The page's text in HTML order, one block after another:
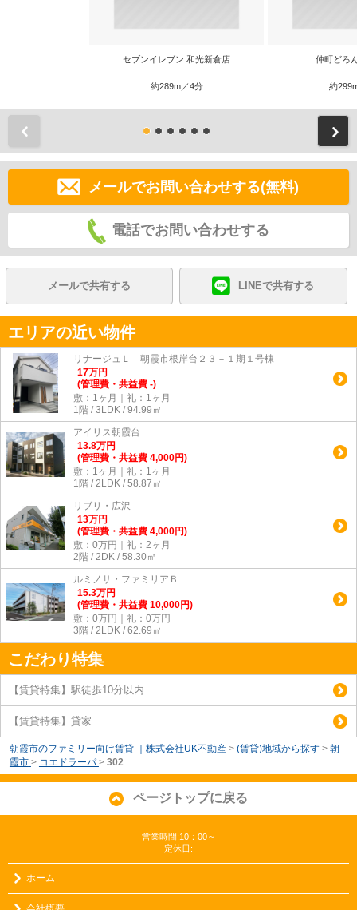
セブンイレブン 和光新倉店
約289m／4分
仲町どろ
約
メールでお問い合わせする(無料)
電話でお問い合わせする
メールで共有する LINEで共有する
エリアの近い物件
リナージュＬ 朝霞市根岸台２３－１期１号棟
17万円
(管理費・共益費 -)
敷：1ヶ月｜礼：1ヶ月
1階 / 3LDK / 94.99㎡
アイリス朝霞台
13.8万円
(管理費・共益費 4,000円)
敷：1ヶ月｜礼：1ヶ月
1階 / 2LDK / 58.87㎡
リブリ・広沢
13万円
(管理費・共益費 4,000円)
敷：0万円｜礼：2ヶ月
2階 / 2DK / 58.30㎡
ルミノサ・ファミリアＢ
15.3万円
(管理費・共益費 10,000円)
敷：0万円｜礼：0万円
3階 / 2LDK / 62.69㎡
こだわり特集
【賃貸特集】駅徒歩10分以内
【賃貸特集】貸家
朝霞市のファミリー向け賃貸 ｜株式会社UK不動産 > (賃貸)地域から探す > 朝
霞市 > コエドラーパ > 302
ページトップに戻る
営業時間:10：00～
定休日:
ホーム